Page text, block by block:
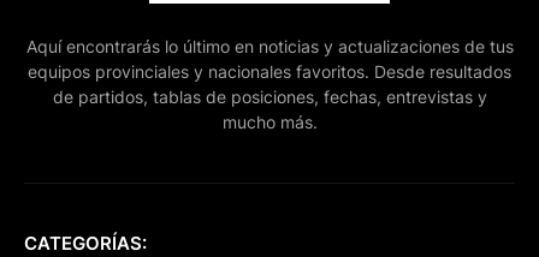
Aquí encontrarás lo último en noticias y actualizaciones de tus
equipos provinciales y nacionales favoritos. Desde resultados
de partidos, tablas de posiciones, fechas, entrevistas y
mucho más.
CATEGORÍAS: